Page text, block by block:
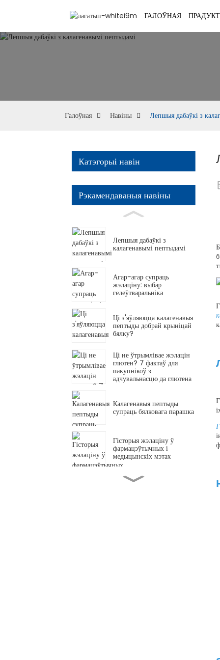
ГАЛОЎНАЯ
Галоўная Навіны Лепшыя дабаўкі з
Катэгорыі навін
Рэкамендаваныя навіны
Лепшыя дабаўкі з
калагенавымі пептыдамі
Агар-агар супраць
жэлаціну: выбар
гелеўтваральніка
Ці з'яўляюцца калагенавыя
пептыды добрай крыніцай
бялку?
Ці не ўтрымлівае жэлацін
глютен? 7 фактаў для
пакупнікоў з
адчувальнасцю да глютена
Калагенавыя пептыды
супраць бялковага парашка
Гісторыя жэлаціну ў
фармацэўтычных і
медыцынскіх мэтах
Якую ролю адыгрываюць